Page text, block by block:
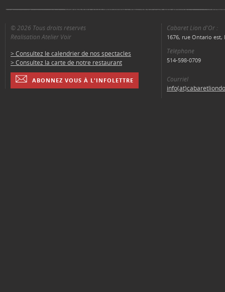
© 2026 Tous droits réservés
Réalisation Atelier Voir
> Consultez le calendrier de nos spectacles
> Consultez la carte de notre restaurant
ABONNEZ VOUS À L'INFOLETTRE
Cabaret Lion d'Or :
1676, rue Ontario est,
Téléphone
514-598-0709
Courriel